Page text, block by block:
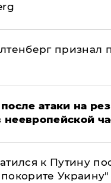
признал
атаки на
неевропейской
к Путину
Украину"